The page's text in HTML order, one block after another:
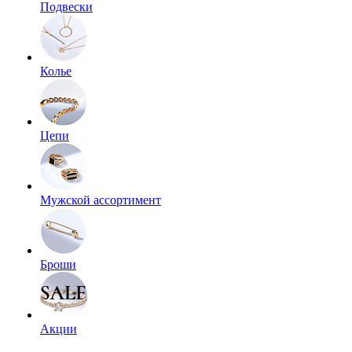
Подвески
Колье
Цепи
Мужской ассортимент
Броши
Акции